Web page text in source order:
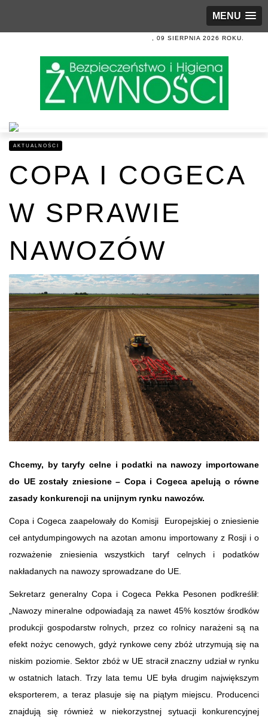
MENU
, 09 SIERPNIA 2026 ROKU.
AKTUALNOŚCI
COPA I COGECA
W SPRAWIE
NAWOZÓW
Chcemy, by taryfy celne i podatki na nawozy importowane
do UE zostały zniesione – Copa i Cogeca apelują o równe
zasady konkurencji na unijnym rynku nawozów.
Copa i Cogeca zaapelowały do Komisji Europejskiej o zniesienie
ceł antydumpingowych na azotan amonu importowany z Rosji i o
rozważenie zniesienia wszystkich taryf celnych i podatków
nakładanych na nawozy sprowadzane do UE.
Sekretarz generalny Copa i Cogeca Pekka Pesonen podkreślił:
„Nawozy mineralne odpowiadają za nawet 45% kosztów środków
produkcji gospodarstw rolnych, przez co rolnicy narażeni są na
efekt nożyc cenowych, gdyż rynkowe ceny zbóż utrzymują się na
niskim poziomie. Sektor zbóż w UE stracił znaczny udział w rynku
w ostatnich latach. Trzy lata temu UE była drugim największym
eksporterem, a teraz plasuje się na piątym miejscu. Producenci
znajdują się również w niekorzystnej sytuacji konkurencyjnej